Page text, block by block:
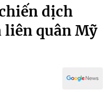
dịch
quân Mỹ